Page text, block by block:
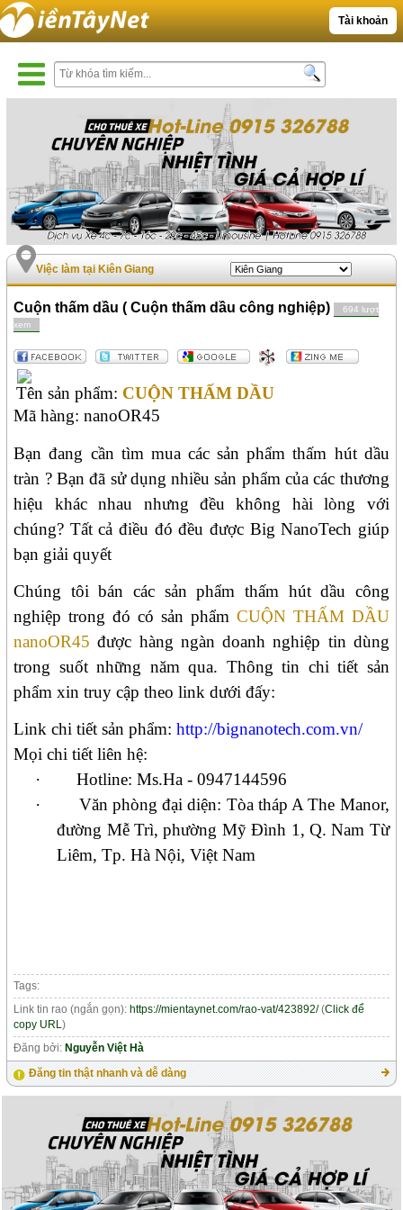
Tài khoản
Việc làm tại Kiên Giang
Cuộn thấm dầu ( Cuộn thấm dầu công nghiệp)
694 lượt
xem
Tên sản phẩm: CUỘN THẤM DẦU
Mã hàng:nanoOR45
Bạn đang cần tìm mua các sản phẩm thấm hút dầu
tràn ? Bạn đã sử dụng nhiều sản phẩm của các thương
hiệu khác nhau nhưng đều không hài lòng với
chúng? Tất cả điều đó đều được Big NanoTech giúp
bạn giải quyết
Chúng tôi bán các sản phẩm thấm hút dầu công
nghiệp trong đó có sản phẩm CUỘN THẤM DẦU
nanoOR45được hàng ngàn doanh nghiệp tin dùng
trong suốt những năm qua. Thông tin chi tiết sản
phẩm xin truy cập theo link dưới đấy:
Link chi tiết sản phẩm:http://bignanotech.com.vn/
Mọi chi tiết liên hệ:
·Hotline: Ms.Ha - 0947144596
· Văn phòng đại diện: Tòa tháp A The Manor,
đường Mễ Trì, phường Mỹ Đình 1, Q. Nam Từ
Liêm, Tp. Hà Nội, Việt Nam
Tags:
Link tin rao (ngắn gọn): https://mientaynet.com/rao-vat/423892/(Click để
copy URL)
Đăng bởi: Nguyễn Việt Hà
Đăng tin thật nhanh và dễ dàng